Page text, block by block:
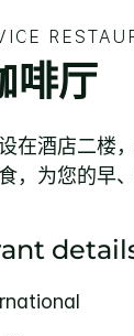
啡厅
在酒店二楼
，为您的早